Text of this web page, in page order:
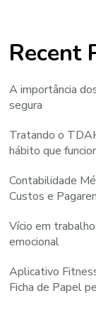
Recent
A importância
segura
Tratando o
hábito que
Contabilidade
Custos e
Vício em
emocional
Aplicativo
Ficha de Papel